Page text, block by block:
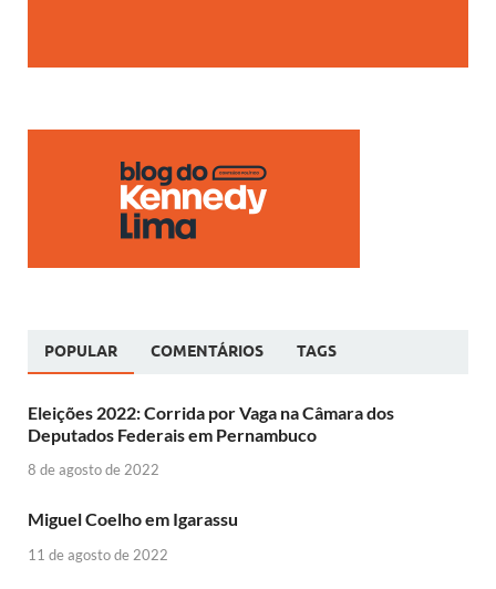
POPULAR COMENTÁRIOS TAGS
Eleições 2022: Corrida por Vaga na Câmara dos
Deputados Federais em Pernambuco
8 de agosto de 2022
Miguel Coelho em Igarassu
11 de agosto de 2022